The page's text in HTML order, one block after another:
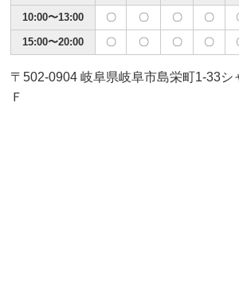
10:00〜13:00 〇 〇 〇 〇
15:00〜20:00 〇 〇 〇 〇
〒502-0904 岐阜県岐阜市島栄町1-33シ
Ｆ